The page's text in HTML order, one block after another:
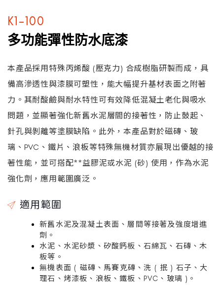
K1-100
多功能彈性防水底漆
本產品採用特殊丙烯酸 (壓克力) 合成樹脂研製而成，具
備高滲透性與漆膜可塑性，能大幅提升基材表面之附著
力。其耐酸鹼與耐水特性可有效降低混凝土老化與吸水
問題，並顯著強化新舊水泥層間的接著性，防止鼓起、
針孔與剝離等塗膜缺陷。此外，本產品對於磁磚、玻
璃、PVC、鐵片、浪板等特殊無機材質亦展現出優越的接
著性能，並可搭配**益膠泥或水泥 (砂) 使用，作為水泥
強化劑，應用範圍廣泛。
適用範圍
新舊水泥及混凝土表面、層間等接著及強度增進
劑。
水泥、水泥砂漿、矽酸鈣板、石綿瓦、石磚、木
板等。
無機表面 ( 磁磚、馬賽克磚、洗 ( 抿 ) 石子、大
理石、烤漆板、浪板、鐵板、PVC、玻璃 )。